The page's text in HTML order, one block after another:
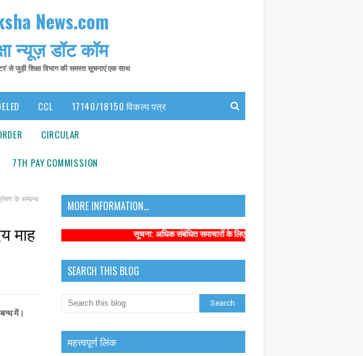
News.com
न्यूज़ डॉट कॉम
से जुड़ी शिक्षा विभाग की समस्त सूचनाएं एक साथ
CCL 17140/18150 विकल्प पत्र
CIRCULAR
7TH PAY COMMISSION
के सम्बन्ध
माह
में।
MORE INFORMATION...
सूचना: अधिक संबंधित समाचारों के लिए कृपया https://www.primarykamaster.net
SEARCH THIS BLOG
महत्त्वपूर्ण लिंक